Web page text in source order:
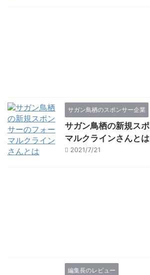
サガン鳥栖のスポンサー企業
サガン鳥栖の新規ス
マルクラインさんとは
2021/7/21
編集長のレビュー